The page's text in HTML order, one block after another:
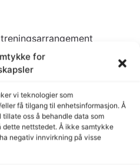
for
vi teknologier som
få tilgang til enhetsinformasjon. Å
oss å behandle data som
nettstedet. Å ikke samtykke
negativ innvirkning på visse
opp i hvite eller
blir vill!
ca. 10 m²